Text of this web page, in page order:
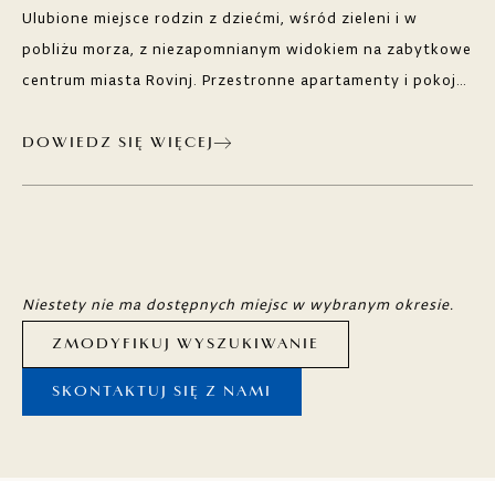
Ulubione miejsce rodzin z dziećmi, wśród zieleni i w
pobliżu morza, z niezapomnianym widokiem na zabytkowe
centrum miasta Rovinj. Przestronne apartamenty i pokoje
zdecydujesz się zabawić, masz do dyspozycji bogatą
DOWIEDZ SIĘ WIĘCEJ
Niestety nie ma dostępnych miejsc w wybranym okresie.
ZMODYFIKUJ WYSZUKIWANIE
SKONTAKTUJ SIĘ Z NAMI